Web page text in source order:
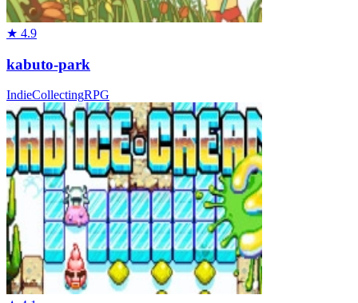
★ 4.9
kabuto-park
IndieCollectingRPG